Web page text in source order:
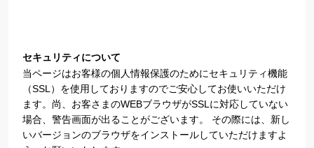
セキュリティについて
当ページはお客様の個人情報保護のためにセキュリティ機能
（SSL）を使用しておりますのでご安心してお使いいただけ
ます。尚、お客さまのWEBブラウザがSSLに対応していない
場合、警告画面が出ることがございます。 その際には、新し
いバージョンのブラウザをインストールしていただけますよ